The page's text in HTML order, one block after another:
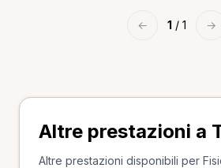
← 1 / 1 →
Altre prestazioni a
Altre prestazioni disponibili per